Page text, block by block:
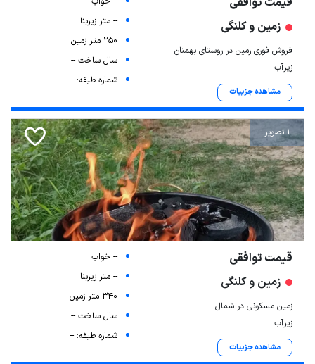
زمین و کلنگی
فروش فوری زمین در روستای بهمنان
زیرآب
مشاهده جزییات
-- متر زیربنا
250 متر زمین
سال ساخت --
شماره طبقه: --
1 تصویر
قیمت توافقی
زمین و کلنگی
زمین مسکونی در شمال
زیرآب
مشاهده جزییات
-- خواب
-- متر زیربنا
340 متر زمین
سال ساخت --
شماره طبقه: --